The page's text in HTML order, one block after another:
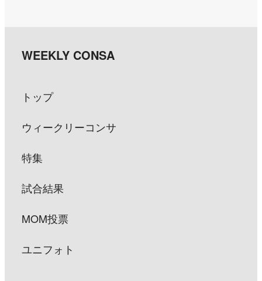
トップ
ウィークリーコンサ
特集
試合結果
MOM投票
ユニフォト